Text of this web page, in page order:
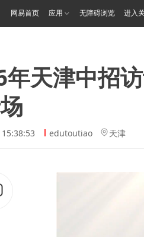
网易首页 应用 无障碍浏览 进入
年天津中招
edutoutiao 天津